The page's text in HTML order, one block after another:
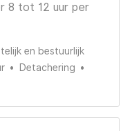
8 tot 12 uur per
en bestuurlijk
Detachering